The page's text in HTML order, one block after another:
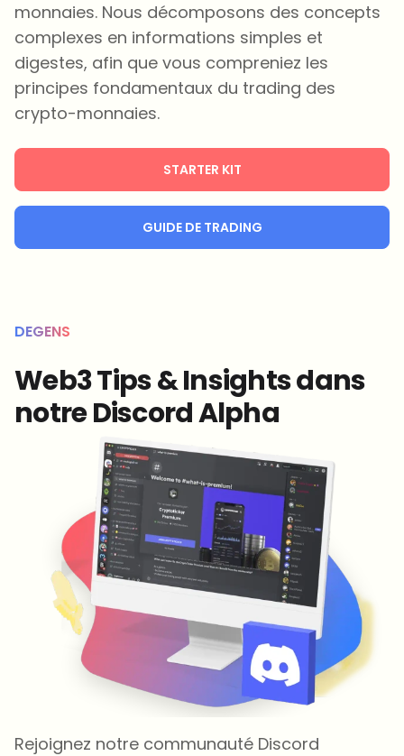
monnaies. Nous décomposons des concepts
complexes en informations simples et
digestes, afin que vous compreniez les
principes fondamentaux du trading des
crypto-monnaies.
STARTER KIT
GUIDE DE TRADING
DEGENS
Web3 Tips & Insights dans
notre Discord Alpha
Rejoignez notre communauté Discord